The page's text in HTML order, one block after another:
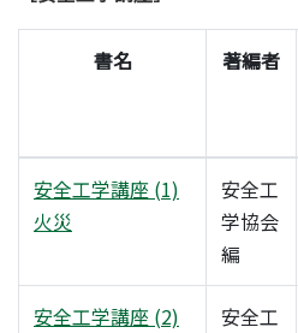
書名 著編者
安全工学講座 (1)
火災
安全工
学協会
編
安全工学講座 (2)
安全工